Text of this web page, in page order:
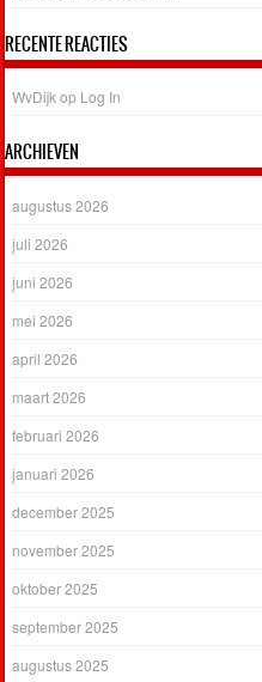
RECENTE REACTIES
WvDijk op Log In
ARCHIEVEN
augustus 2026
juli 2026
juni 2026
mei 2026
april 2026
maart 2026
februari 2026
januari 2026
december 2025
november 2025
oktober 2025
september 2025
augustus 2025